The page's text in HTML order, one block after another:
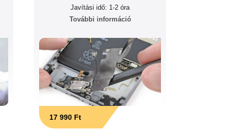
Javítási idő: 1-2 óra
További információ
17 990 Ft